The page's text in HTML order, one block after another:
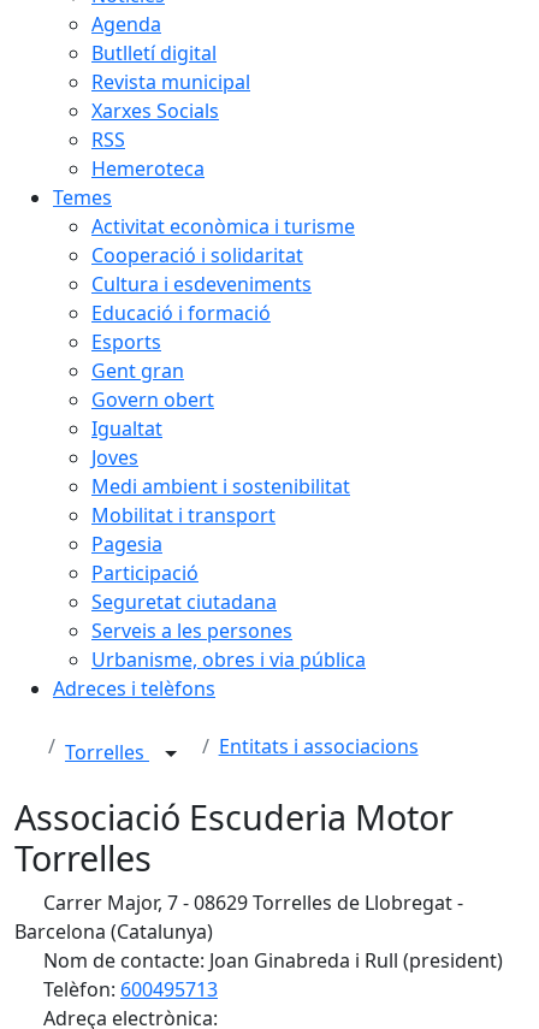
Agenda
Butlletí digital
Revista municipal
Xarxes Socials
RSS
Hemeroteca
Temes
Activitat econòmica i turisme
Cooperació i solidaritat
Cultura i esdeveniments
Educació i formació
Esports
Gent gran
Govern obert
Igualtat
Joves
Medi ambient i sostenibilitat
Mobilitat i transport
Pagesia
Participació
Seguretat ciutadana
Serveis a les persones
Urbanisme, obres i via pública
Adreces i telèfons
Torrelles Entitats i associacions
Associació Escuderia Motor
Torrelles
Carrer Major, 7 - 08629 Torrelles de Llobregat -
Barcelona (Catalunya)
Nom de contacte: Joan Ginabreda i Rull (president)
Telèfon: 600495713
Adreça electrònica: